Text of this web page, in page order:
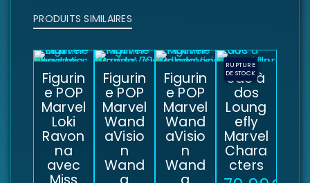
PRODUITS SIMILAIRES
Figurin
e POP
Marvel
Loki
Ravon
na
avec
Figurin
e POP
Marvel
Wand
aVisio
n
Wand
Figurin
e POP
Marvel
Wand
aVisio
n
Wand
RUPTURE
DE STOCK
Sac à
dos
Loung
efly
Marvel
Chara
cters